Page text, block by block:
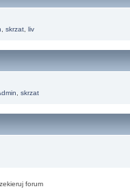
skrzat, liv
skrzat
forum